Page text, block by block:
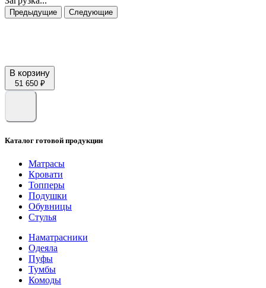
Предыдущие Следующие
В корзину
51 650 ₽
Каталог готовой продукции
Матрасы
Кровати
Топперы
Подушки
Обувницы
Стулья
Наматрасники
Одеяла
Пуфы
Тумбы
Комоды